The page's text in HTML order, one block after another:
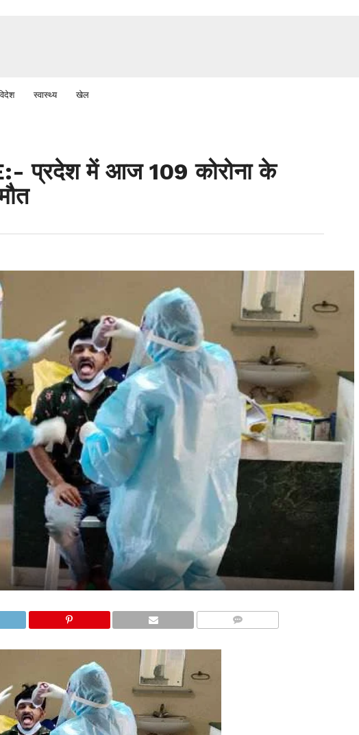
स्वास्थ्य खेल
प्रदेश में आज 109 कोरोना के